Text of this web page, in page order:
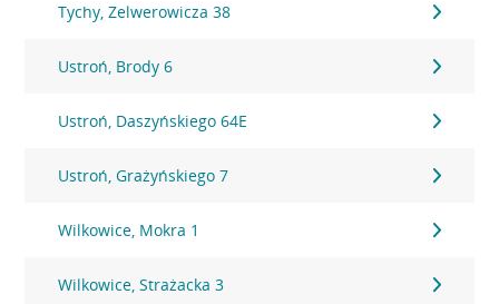
Tychy, Zelwerowicza 38
Ustroń, Brody 6
Ustroń, Daszyńskiego 64E
Ustroń, Grażyńskiego 7
Wilkowice, Mokra 1
Wilkowice, Strażacka 3